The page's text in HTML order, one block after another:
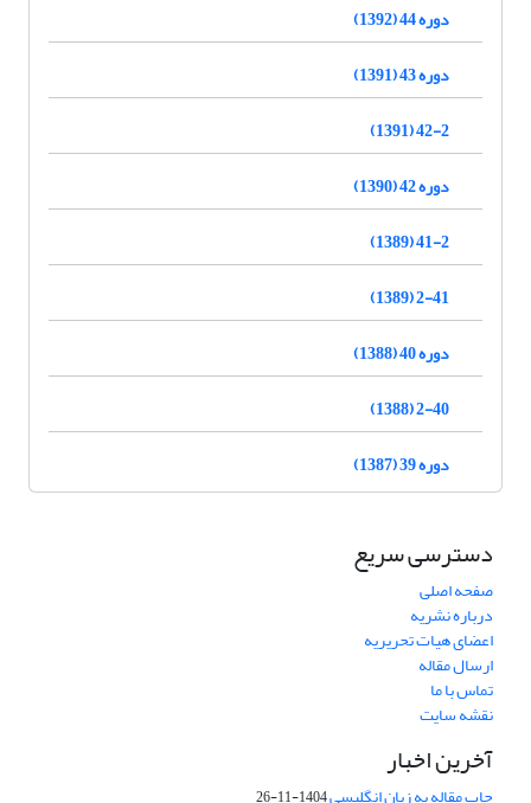
دوره 44 (1392)
دوره 43 (1391)
42-2 (1391)
دوره 42 (1390)
41-2 (1389)
2-41 (1389)
دوره 40 (1388)
2-40 (1388)
دوره 39 (1387)
دسترسی سریع
صفحه اصلی
درباره نشریه
اعضای هیات تحریریه
ارسال مقاله
تماس با ما
نقشه سایت
آخرین اخبار
چاپ مقاله به زبان انگلیسی1404-11-26